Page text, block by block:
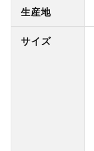
生産地
サイズ